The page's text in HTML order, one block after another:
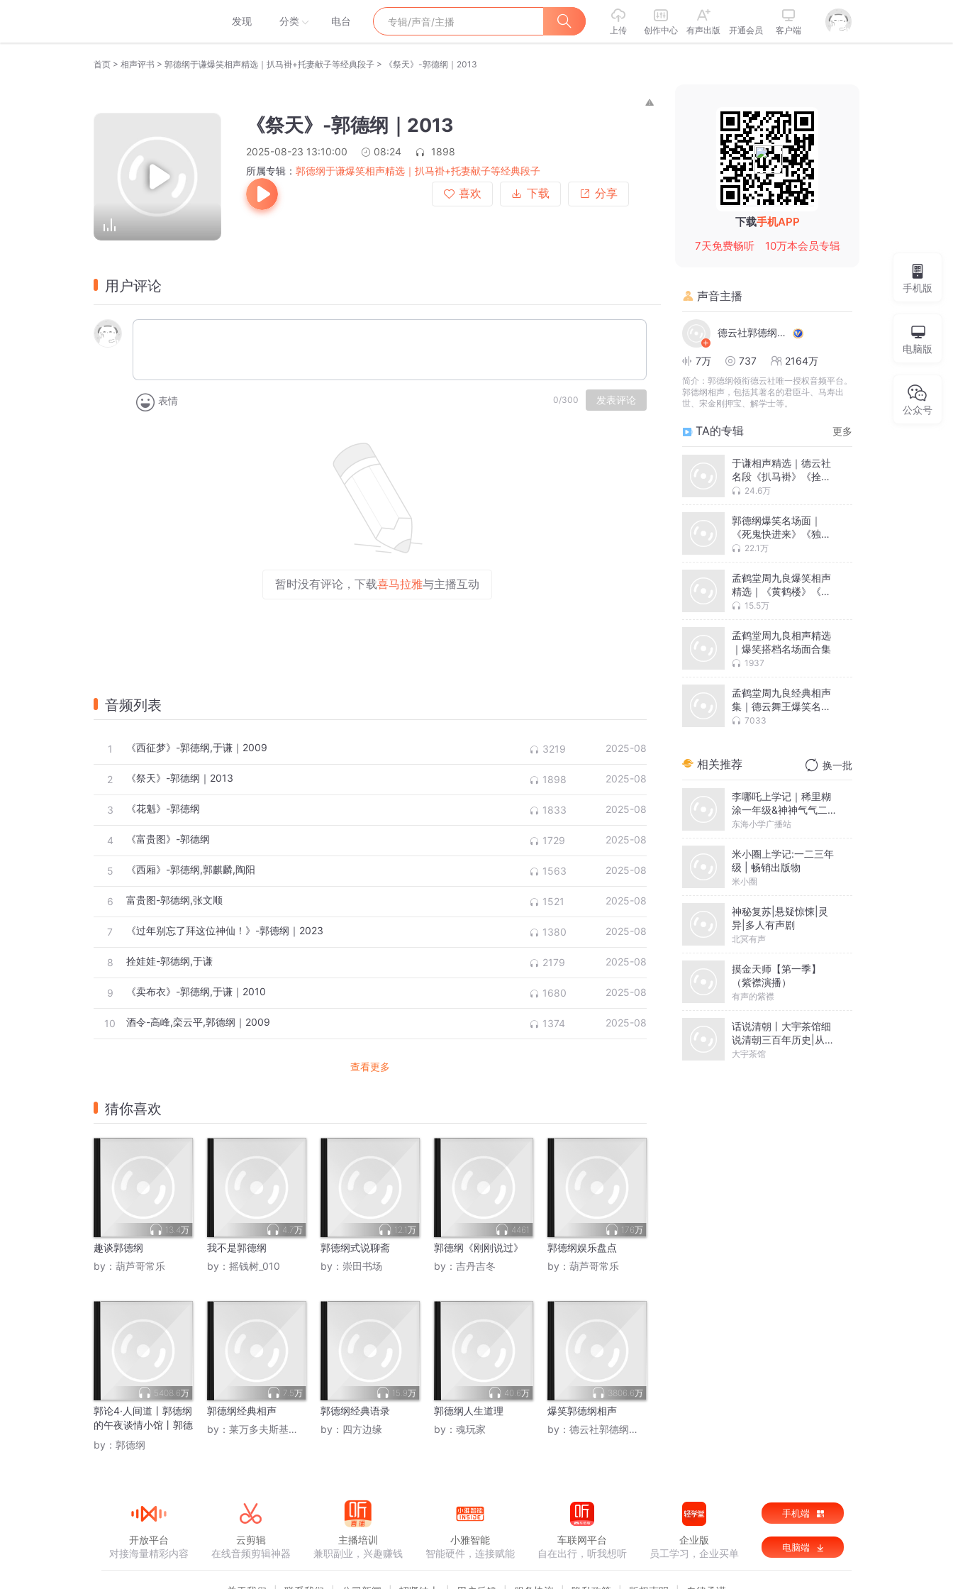
发现 分类 电台
上传 创作中心 有声出版 开通会员 客户端
首页 > 相声评书 > 郭德纲于谦爆笑相声精选｜扒马褂+托妻献子等经典段子 > 《祭天》-郭德纲｜2013
《祭天》-郭德纲｜2013
2025-08-23 13:10:00 08:24
1898
所属专辑： 郭德纲于谦爆笑相声精选｜扒马褂+托妻献子等经典段子
喜欢
下载 分享
用户评论
表情 0/300 发表评论
暂时没有评论，下载喜马拉雅与主播互动
音频列表
1 《西征梦》-郭德纲,于谦｜2009 3219 2025-08
2 《祭天》-郭德纲｜2013 1898 2025-08
3 《花魁》-郭德纲 1833 2025-08
4 《富贵图》-郭德纲 1729 2025-08
5 《西厢》-郭德纲,郭麒麟,陶阳 1563 2025-08
6 富贵图-郭德纲,张文顺 1521 2025-08
7 《过年别忘了拜这位神仙！》-郭德纲｜2023 1380 2025-08
8 拴娃娃-郭德纲,于谦 2179 2025-08
9 《卖布衣》-郭德纲,于谦｜2010 1680 2025-08
10 酒令-高峰,栾云平,郭德纲｜2009 1374 2025-08
查看更多
猜你喜欢
13.4万
趣谈郭德纲
by： 葫芦哥常乐
4.7万
我不是郭德纲
by： 摇钱树_010
12.1万
郭德纲式说聊斋
by： 崇田书场
4461
郭德纲《刚刚说过》
by： 吉丹吉冬
176万
郭德纲娱乐盘点
by： 葫芦哥常乐
5408.6万
郭论4·人间道丨郭德纲
的午夜谈情小馆丨郭德
纲&于谦丨郭德纲新书
《活得明白》
by： 郭德纲
7.5万
郭德纲经典相声
by： 莱万多夫斯基基基
15.9万
郭德纲经典语录
by： 四方边缘
40.6万
郭德纲人生道理
by： 魂玩家
3806.6万
爆笑郭德纲相声
by： 德云社郭德纲相声VIP
下载手机APP
7天免费畅听
10万本会员专辑
声音主播
德云社郭德纲相声VIP
7万 737 2164万
简介： 郭德纲领衔德云社唯一授权音频平台。
郭德纲相声，包括其著名的君臣斗、马寿出
世、宋金刚押宝、解学士等。
TA的专辑 更多
于谦相声精选｜德云社
名段《扒马褂》《拴娃
娃》合集
24.6万
郭德纲爆笑名场面｜
《死鬼快进来》《独占
花魁》经典集
22.1万
孟鹤堂周九良爆笑相声
精选｜《黄鹤楼》《拴
娃娃》名段合集
15.5万
孟鹤堂周九良相声精选
｜爆笑搭档名场面合集
1937
孟鹤堂周九良经典相声
集｜德云舞王爆笑名场
面合集
7033
相关推荐 换一批
李哪吒上学记｜稀里糊
涂一年级&神神气气二年
级
东海小学广播站
米小圈上学记:一二三年
级 | 畅销出版物
米小圈
神秘复苏|悬疑惊悚|灵
异|多人有声剧
北冥有声
摸金天师【第一季】
（紫襟演播）
有声的紫襟
话说清朝丨大宇茶馆细
说清朝三百年历史|从努
尔哈赤到末代皇帝溥仪|
大宇茶馆
手机版
电脑版
公众号
开放平台
对接海量精彩内容
云剪辑
在线音频剪辑神器
主播培训
兼职副业，兴趣赚钱
小雅智能
智能硬件，连接赋能
车联网平台
自在出行，听我想听
企业版
员工学习，企业买单
手机端
电脑端